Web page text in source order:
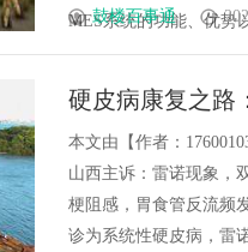
MES系统的功能、优势
鼓楼百事通
硬皮病康复之路
本文由【作者：
山西主诉：雷诺现象，
梗阻感，胃食管反流频
诊为系统性硬皮病，雷